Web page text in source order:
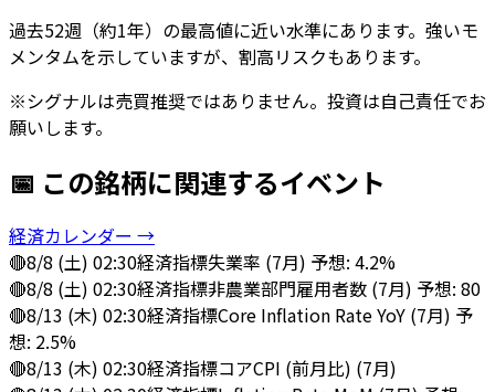
過去52週（約1年）の最高値に近い水準にあります。強いモ
メンタムを示していますが、割高リスクもあります。
※シグナルは売買推奨ではありません。投資は自己責任でお
願いします。
📅 この銘柄に関連するイベント
経済カレンダー →
🔴8/8 (土) 02:30経済指標失業率 (7月) 予想: 4.2%
🔴8/8 (土) 02:30経済指標非農業部門雇用者数 (7月) 予想: 80
🔴8/13 (木) 02:30経済指標Core Inflation Rate YoY (7月) 予
想: 2.5%
🔴8/13 (木) 02:30経済指標コアCPI (前月比) (7月)